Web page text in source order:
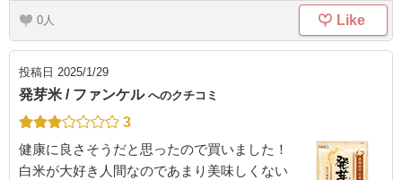
0 Like
投稿日 2025/1/29
発芽米 / ファンケル へのクチコミ
3
健康に良さそうだと思ったので買いました！
白米が大好き人間なのであまり美味しくない